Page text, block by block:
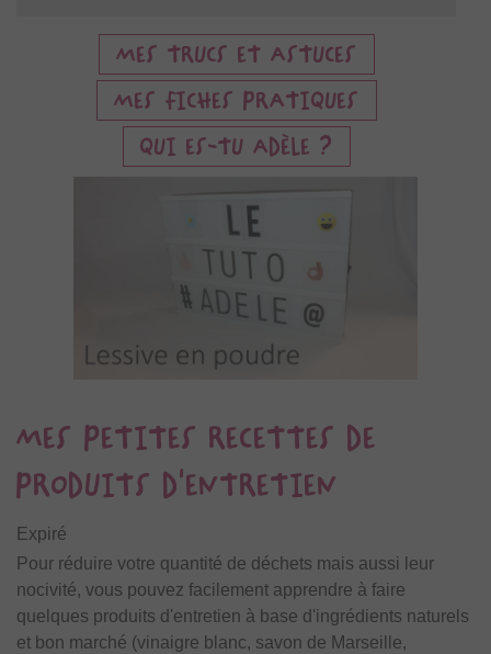
MES TRUCS ET ASTUCES
MES FICHES PRATIQUES
QUI ES-TU ADÈLE ?
MES PETITES RECETTES DE
PRODUITS D'ENTRETIEN
Expiré
Pour réduire votre quantité de déchets mais aussi leur
nocivité, vous pouvez facilement apprendre à faire
quelques produits d'entretien à base d'ingrédients naturels
et bon marché (vinaigre blanc, savon de Marseille,